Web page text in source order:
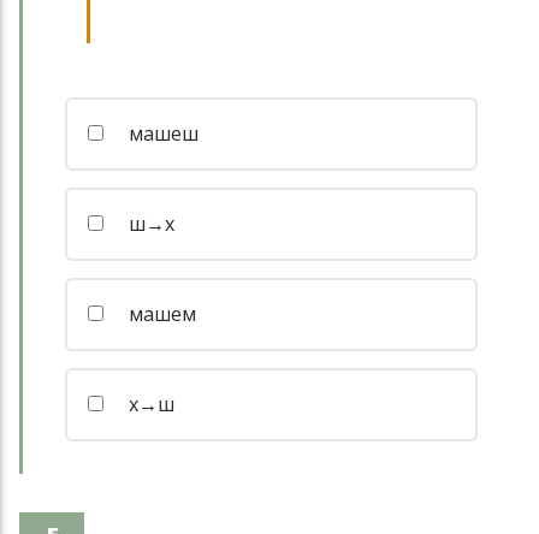
машеш
ш→х
машем
х→ш